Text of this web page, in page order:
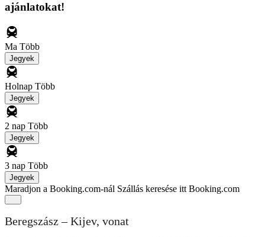
ajánlatokat!
Ma Több
Jegyek
Holnap Több
Jegyek
2 nap Több
Jegyek
3 nap Több
Jegyek
Maradjon a Booking.com-nál Szállás keresése itt Booking.com
Beregszász – Kijev, vonat